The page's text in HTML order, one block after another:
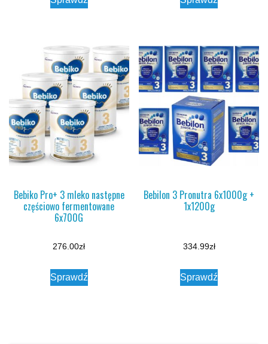
Bebiko Pro+ 3 mleko następne
częściowo fermentowane
6x700G
276.00zł
Sprawdź
Bebilon 3 Pronutra 6x1000g +
1x1200g
334.99zł
Sprawdź